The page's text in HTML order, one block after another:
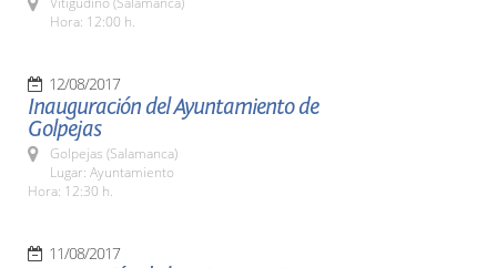
Hora: 12:00 h.
12/08/2017
Inauguración del Ayuntamiento de
Golpejas
Golpejas (Salamanca)
Lugar: Ayuntamiento
Hora: 12:30 h.
11/08/2017